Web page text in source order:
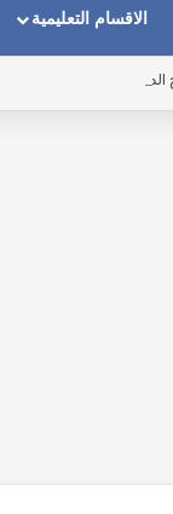
الاقسام التعليمية
عند استخدام